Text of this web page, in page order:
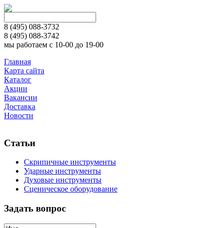
8 (495) 088-3732
8 (495) 088-3742
мы работаем с 10-00 до 19-00
Главная
Карта сайта
Каталог
Акции
Вакансии
Доставка
Новости
Статьи
Скрипичные инструменты
Ударные инструменты
Духовые инструменты
Сценическое оборудование
Задать вопрос